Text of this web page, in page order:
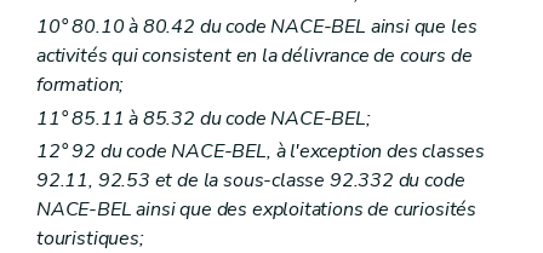
10° 80.10 à 80.42 du code NACE-BEL ainsi que les
activités qui consistent en la délivrance de cours de
formation;
11° 85.11 à 85.32 du code NACE-BEL;
12° 92 du code NACE-BEL, à l'exception des classes
92.11, 92.53 et de la sous-classe 92.332 du code
NACE-BEL ainsi que des exploitations de curiosités
touristiques;